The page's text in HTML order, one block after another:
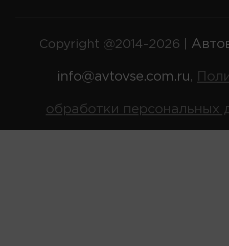
Copyright @2014-2026 |
info@avtovse.com.ru,
обработки персональных